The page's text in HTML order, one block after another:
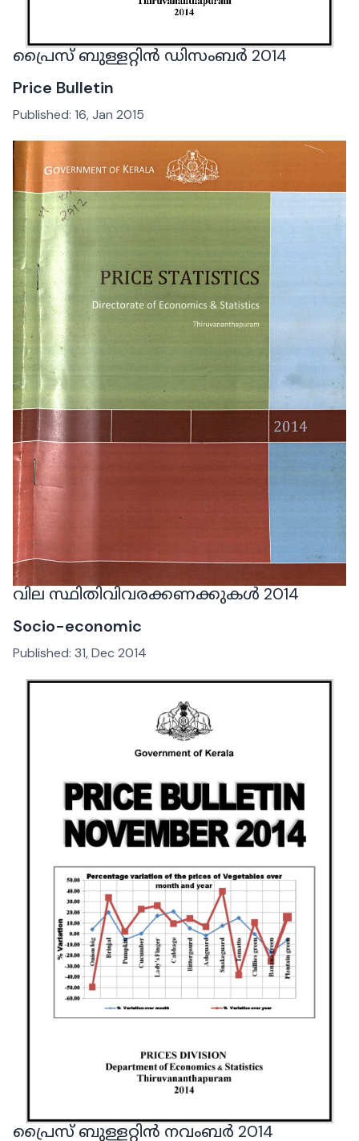
പ്രൈസ് ബുള്ളറ്റിൻ ഡിസംബർ 2014
Price Bulletin
Published: 16, Jan 2015
വില സ്ഥിതിവിവരക്കണക്കുകൾ 2014
Socio-economic
Published: 31, Dec 2014
പ്രൈസ് ബുള്ളറ്റിൻ നവംബർ 2014